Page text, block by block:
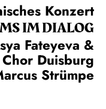
Konzert
IM DIALOG
Fateyeva &
Duisburg
Strümpe